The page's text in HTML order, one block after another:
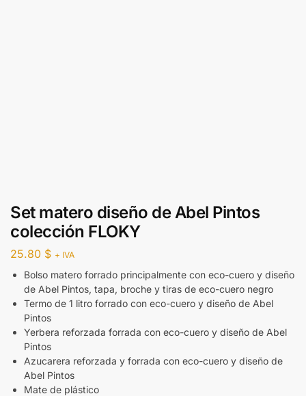
Set matero diseño de Abel Pintos
colección FLOKY
25.80 $ + IVA
Bolso matero forrado principalmente con eco-cuero y diseño
de Abel Pintos, tapa, broche y tiras de eco-cuero negro
Termo de 1 litro forrado con eco-cuero y diseño de Abel
Pintos
Yerbera reforzada forrada con eco-cuero y diseño de Abel
Pintos
Azucarera reforzada y forrada con eco-cuero y diseño de
Abel Pintos
Mate de plástico